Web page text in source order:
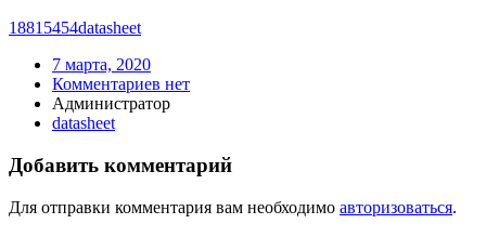
18815454datasheet
7 марта, 2020
Комментариев нет
Администратор
datasheet
Добавить комментарий
Для отправки комментария вам необходимо авторизоваться.